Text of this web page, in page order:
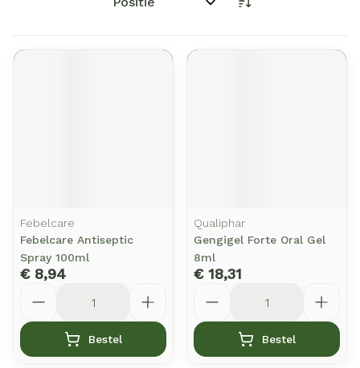
Sorteer op:
Febelcare
Febelcare Antiseptic
Spray 100ml
€ 8,94
Bestel
Qualiphar
Gengigel Forte Oral Gel
8ml
€ 18,31
Bestel